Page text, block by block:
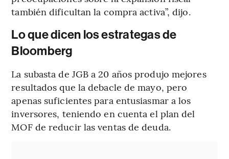
también dificultan la compra activa”, dijo.
Lo que dicen los estrategas de
Bloomberg
La subasta de JGB a 20 años produjo mejores
resultados que la debacle de mayo, pero
apenas suficientes para entusiasmar a los
inversores, teniendo en cuenta el plan del
MOF de reducir las ventas de deuda.